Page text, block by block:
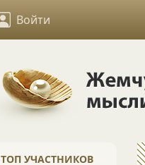
Войти
ТОП УЧАСТНИКОВ